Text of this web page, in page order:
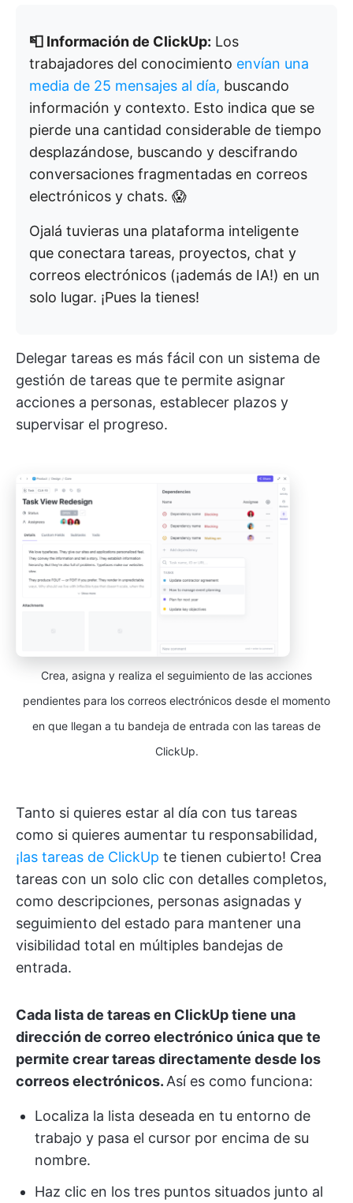
📮 Información de ClickUp: Los
trabajadores del conocimiento envían una
media de 25 mensajes al día, buscando
información y contexto. Esto indica que se
pierde una cantidad considerable de tiempo
desplazándose, buscando y descifrando
conversaciones fragmentadas en correos
electrónicos y chats. 😱
Ojalá tuvieras una plataforma inteligente
que conectara tareas, proyectos, chat y
correos electrónicos (¡además de IA!) en un
solo lugar. ¡Pues la tienes!
Delegar tareas es más fácil con un sistema de
gestión de tareas que te permite asignar
acciones a personas, establecer plazos y
supervisar el progreso.
Crea, asigna y realiza el seguimiento de las acciones
pendientes para los correos electrónicos desde el momento
en que llegan a tu bandeja de entrada con las tareas de
ClickUp.
Tanto si quieres estar al día con tus tareas
como si quieres aumentar tu responsabilidad,
¡las tareas de ClickUp te tienen cubierto! Crea
tareas con un solo clic con detalles completos,
como descripciones, personas asignadas y
seguimiento del estado para mantener una
visibilidad total en múltiples bandejas de
entrada.
Cada lista de tareas en ClickUp tiene una
dirección de correo electrónico única que te
permite crear tareas directamente desde los
correos electrónicos. Así es como funciona:
Localiza la lista deseada en tu entorno de
trabajo y pasa el cursor por encima de su
nombre.
Haz clic en los tres puntos situados junto al